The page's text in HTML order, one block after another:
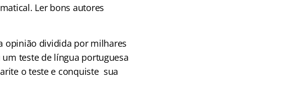
Ler bons autores
opinião dividida por milhares
teste de língua portuguesa
o teste e conquiste sua